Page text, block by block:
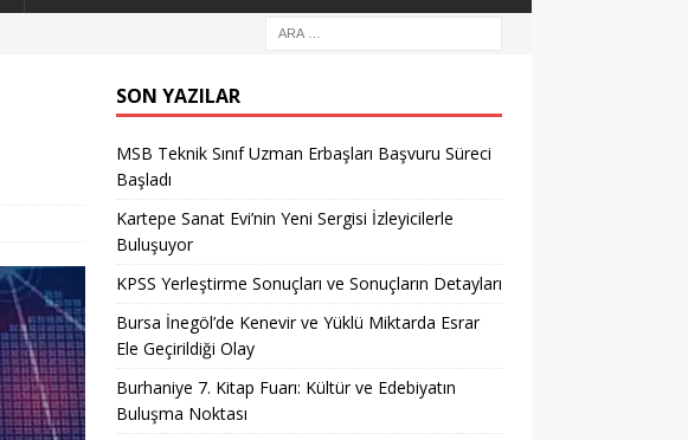
SON YAZILAR
MSB Teknik Sınıf Uzman Erbaşları Başvuru Süreci
Başladı
Kartepe Sanat Evi’nin Yeni Sergisi İzleyicilerle
Buluşuyor
KPSS Yerleştirme Sonuçları ve Sonuçların Detayları
Bursa İnegöl’de Kenevir ve Yüklü Miktarda Esrar
Ele Geçirildiği Olay
Burhaniye 7. Kitap Fuarı: Kültür ve Edebiyatın
Buluşma Noktası